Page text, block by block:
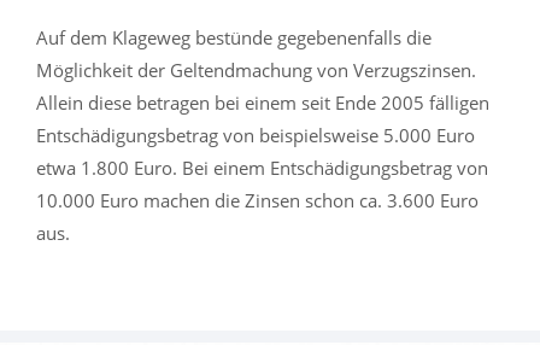
Auf dem Klageweg bestünde gegebenenfalls die
Möglichkeit der Geltendmachung von Verzugszinsen.
Allein diese betragen bei einem seit Ende 2005 fälligen
Entschädigungsbetrag von beispielsweise 5.000 Euro
etwa 1.800 Euro. Bei einem Entschädigungsbetrag von
10.000 Euro machen die Zinsen schon ca. 3.600 Euro
aus.